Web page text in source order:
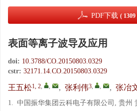
PDF下载 (
表面等离子波导及应用
doi: 10.3788/CO.20150803.0329
cstr: 32171.14.CO.20150803.0329
王五松1, 2, , , 张利伟3, , , 张冶
1. 中国振华集团云科电子有限公司, 贵州